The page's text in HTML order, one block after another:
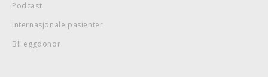
Podcast
Internasjonale pasienter
Bli eggdonor